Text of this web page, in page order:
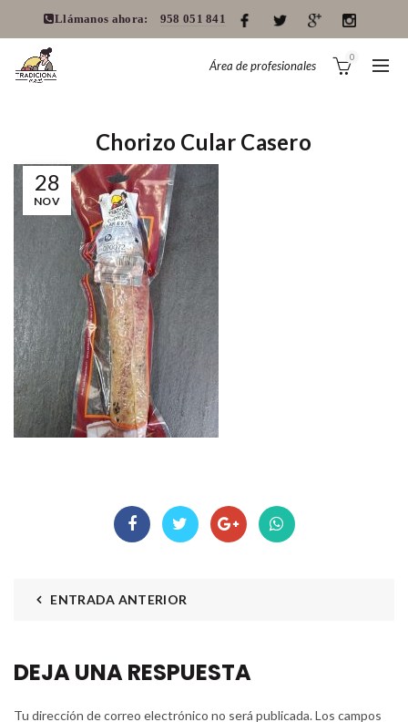
Llámanos ahora: 958 051 841
Área de profesionales
0
28
NOV
Chorizo Cular Casero
ENTRADA ANTERIOR
DEJA UNA RESPUESTA
Tu dirección de correo electrónico no será publicada.Los campos